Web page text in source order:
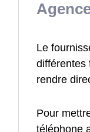
Le
différentes
rendre
Pour
téléphone